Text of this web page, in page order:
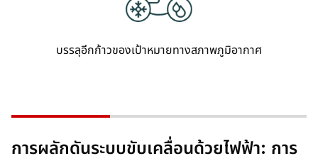
บรรลุอีกก้าวของเป้าหมายทางสภาพภูมิอากาศ
การผลักดันระบบขับเคลื่อนด้วยไฟฟ้า: การ